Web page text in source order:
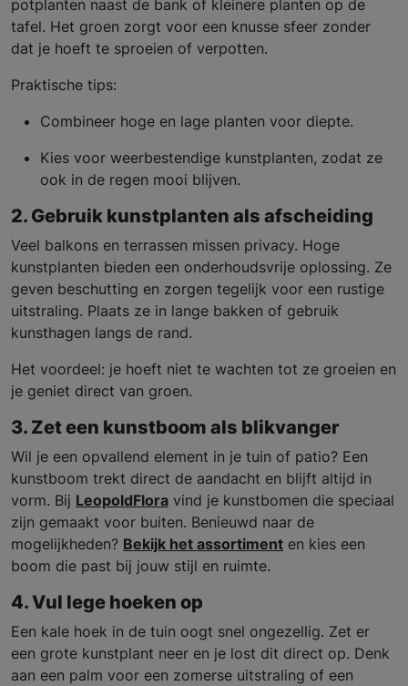
potplanten naast de bank of kleinere planten op de
tafel. Het groen zorgt voor een knusse sfeer zonder
dat je hoeft te sproeien of verpotten.
Praktische tips:
Combineer hoge en lage planten voor diepte.
Kies voor weerbestendige kunstplanten, zodat ze
ook in de regen mooi blijven.
2. Gebruik kunstplanten als afscheiding
Veel balkons en terrassen missen privacy. Hoge
kunstplanten bieden een onderhoudsvrije oplossing. Ze
geven beschutting en zorgen tegelijk voor een rustige
uitstraling. Plaats ze in lange bakken of gebruik
kunsthagen langs de rand.
Het voordeel: je hoeft niet te wachten tot ze groeien en
je geniet direct van groen.
3. Zet een kunstboom als blikvanger
Wil je een opvallend element in je tuin of patio? Een
kunstboom trekt direct de aandacht en blijft altijd in
vorm. Bij LeopoldFlora vind je kunstbomen die speciaal
zijn gemaakt voor buiten. Benieuwd naar de
mogelijkheden? Bekijk het assortiment en kies een
boom die past bij jouw stijl en ruimte.
4. Vul lege hoeken op
Een kale hoek in de tuin oogt snel ongezellig. Zet er
een grote kunstplant neer en je lost dit direct op. Denk
aan een palm voor een zomerse uitstraling of een